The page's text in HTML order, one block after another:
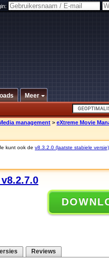
Meer
management > eXtreme Movie
kunt ook de v8.3.2.0 (laatste stabiele versie)
Reviews